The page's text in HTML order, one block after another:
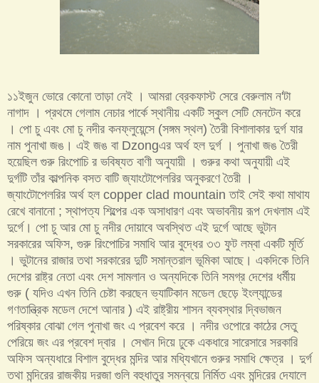
১১ইজুন ভোরে কোনো তাড়া নেই । আমরা ব্রেকফাস্ট সেরে বেরুলাম ন'টা
নাগাদ । প্রথমে গেলাম নেচার পার্কে স্থানীয় একটি স্কুল সেটি মেনটেন করে
। পো চু এবং মো চু নদীর কনফ্লুয়েন্সে (সঙ্গম স্থল) তৈরী বিশালাকার দুর্গ যার
নাম পুনাখা জঙ। এই জঙ বা Dzongএর অর্থ হল দুর্গ । পুনাখা জঙ তৈরী
হয়েছিল গুরু রিংপোচি র ভবিষ্যত বাণী অনুযায়ী । গুরুর কথা অনুযায়ী এই
দুর্গটি তাঁর কাল্পনিক বসত বাটি জ্যাংটোপেলরির অনুকরণে তৈরী ।
জ্যাংটোপেলরির অর্থ হল copper clad mountain তাই সেই কথা মাথায
রেখে বানানো ; স্থাপত্য শিল্পের এক অসাধারণ এবং অভাবনীয় রূপ দেখলাম এই
দুর্গে। পো চু আর মো চু নদীর দোয়াবে অবস্থিত এই দুর্গে আছে ভুটান
সরকারের অফিস, গুরু রিংপোচির সমাধি আর বুদ্ধের ৩৩ ফুট লম্বা একটি মূর্তি
। ভুটানের রাজার তথা সরকারের দুটি সমান্তরাল ভূমিকা আছে। একদিকে তিনি
দেশের রাষ্ট্র নেতা এবং দেশ সামলান ও অন্যদিকে তিনি সমগ্র দেশের ধর্মীয়
গুরু ( যদিও এখন তিনি চেষ্টা করছেন ভ্যাটিকান মডেল ছেড়ে ইংল্যান্ডের
গণতান্ত্রিক মডেল দেশে আনার ) এই রাষ্ট্রীয় শাসন ব্যবস্থার দ্বিভাজন
পরিষ্কার বোঝা গেল পুনাখা জং এ প্রবেশ করে । নদীর ওপোরে কাঠের সেতু
পেরিয়ে জং এর প্রবেশ দ্বার । সেখান দিয়ে ঢুকে একধারে সারেসারে সরকারি
অফিস অন্যধারে বিশাল বুদ্ধের মন্দির আর মধ্যিখানে গুরুর সমাধি ক্ষেত্র । দুর্গ
তথা মন্দিরের রাজকীয় দরজা গুলি বহুধাতুর সমন্বয়ে নির্মিত এবং মন্দিরের দেযালে